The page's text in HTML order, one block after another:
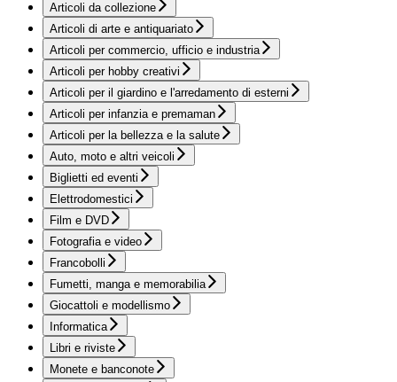
Articoli da collezione
Articoli di arte e antiquariato
Articoli per commercio, ufficio e industria
Articoli per hobby creativi
Articoli per il giardino e l'arredamento di esterni
Articoli per infanzia e premaman
Articoli per la bellezza e la salute
Auto, moto e altri veicoli
Biglietti ed eventi
Elettrodomestici
Film e DVD
Fotografia e video
Francobolli
Fumetti, manga e memorabilia
Giocattoli e modellismo
Informatica
Libri e riviste
Monete e banconote